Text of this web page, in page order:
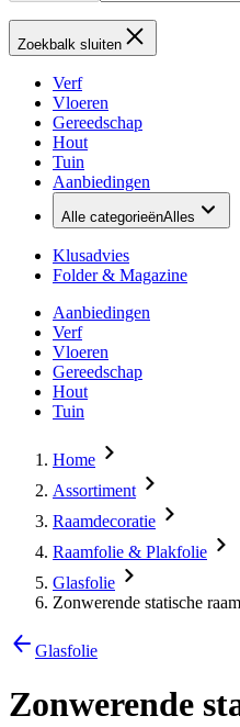
Zoekbalk sluiten
Verf
Vloeren
Gereedschap
Hout
Tuin
Aanbiedingen
Alle categorieënAlles
Klusadvies
Folder & Magazine
Aanbiedingen
Verf
Vloeren
Gereedschap
Hout
Tuin
Home
Assortiment
Raamdecoratie
Raamfolie & Plakfolie
Glasfolie
Zonwerende statische
Glasfolie
Zonwerende